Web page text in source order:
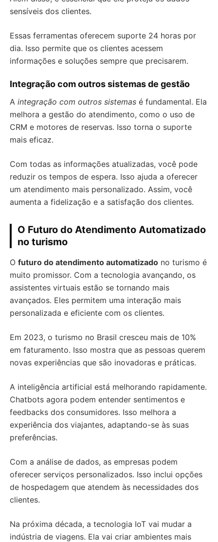
sensíveis dos clientes.
Essas ferramentas oferecem suporte 24 horas por
dia. Isso permite que os clientes acessem
informações e soluções sempre que precisarem.
Integração com outros sistemas de gestão
A integração com outros sistemas é fundamental. Ela
melhora a gestão do atendimento, como o uso de
CRM e motores de reservas. Isso torna o suporte
mais eficaz.
Com todas as informações atualizadas, você pode
reduzir os tempos de espera. Isso ajuda a oferecer
um atendimento mais personalizado. Assim, você
aumenta a fidelização e a satisfação dos clientes.
O Futuro do Atendimento Automatizado
no turismo
O futuro do atendimento automatizado no turismo é
muito promissor. Com a tecnologia avançando, os
assistentes virtuais estão se tornando mais
avançados. Eles permitem uma interação mais
personalizada e eficiente com os clientes.
Em 2023, o turismo no Brasil cresceu mais de 10%
em faturamento. Isso mostra que as pessoas querem
novas experiências que são inovadoras e práticas.
A inteligência artificial está melhorando rapidamente.
Chatbots agora podem entender sentimentos e
feedbacks dos consumidores. Isso melhora a
experiência dos viajantes, adaptando-se às suas
preferências.
Com a análise de dados, as empresas podem
oferecer serviços personalizados. Isso inclui opções
de hospedagem que atendem às necessidades dos
clientes.
Na próxima década, a tecnologia IoT vai mudar a
indústria de viagens. Ela vai criar ambientes mais